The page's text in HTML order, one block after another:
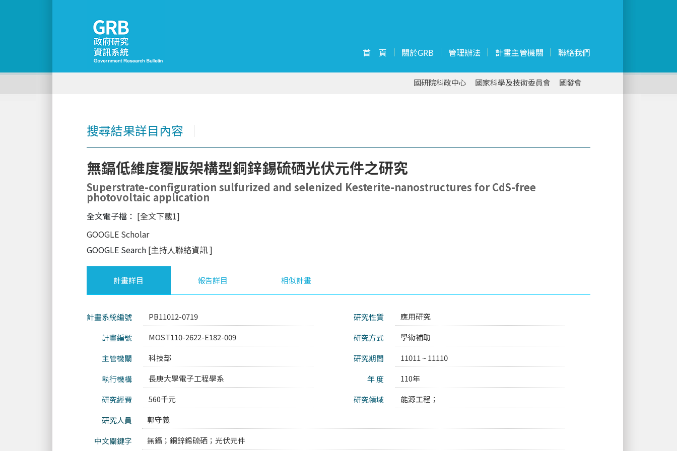
首 頁 關於GRB 管理辦法 計畫主管機關 聯絡我們
國研院科政中心 國家科學及技術委員會 國發會
搜尋結果詳目內容
無鎘低維度覆版架構型銅鋅錫硫硒光伏元件之研究
Superstrate-configuration sulfurized and selenized Kesterite-nanostructures for CdS-free
photovoltaic application
全文電子檔： [全文下載1]
GOOGLE Scholar
GOOGLE Search [主持人聯絡資訊]
計畫詳目 報告詳目 相似計畫
計畫系統編號 PB11012-0719 研究性質
應用研究
計畫編號
MOST110-2622-E182-009 研究方式
學術補助
主管機關
科技部 研究期間
11011 ~ 11110
執行機構
長庚大學電子工程學系 年 度
110年
研究經費
560千元 研究領域
能源工程；
研究人員
郭守義
中文關鍵字
無鎘；銅鋅錫硫硒；光伏元件